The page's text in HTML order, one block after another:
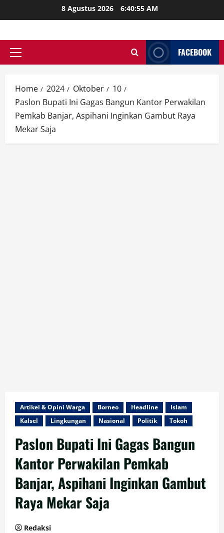
to
8 Agustus 2026 6:40:56 AM
Primary
FACEBOOK
Home 2024 Oktober
10
Paslon Bupati Ini Gagas Bangun Kantor Perwakilan
Pemkab Banjar, Aspihani Inginkan Gambut Raya
Mekar Saja
Artikel & Opini Warga Borneo Headline
Islam
Kalsel
Lingkungan Nasional Politik Tokoh
Paslon Bupati Ini Gagas Bangun
Kantor Perwakilan Pemkab
Banjar, Aspihani Inginkan Gambut
Raya Mekar Saja
Redaksi